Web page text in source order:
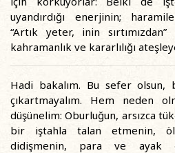
uyandırdığı enerjinin;
“Artık yeter, inin
kahramanlık ve kararlılığı
Hadi bakalım. Bu sefer
çıkartmayalım. Hem neden
düşünelim: Oburluğun, arsızca
bir iştahla talan etmenin,
didişmenin, para ve ayak